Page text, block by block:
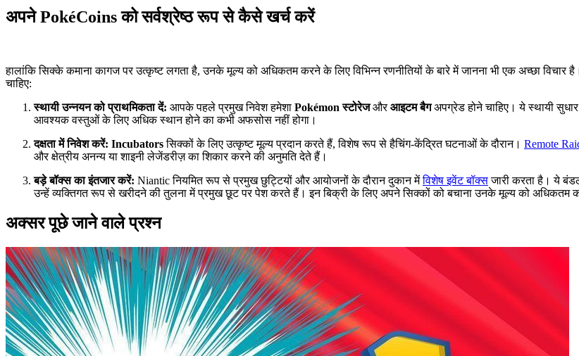
अपने PokéCoins को सर्वश्रेष्ठ रूप से कैसे खर्च करें
हालांकि सिक्के कमाना कागज पर उत्कृष्ट लगता है, उनके मूल्य को अधिकतम करने के लिए विभिन्न रणनीतियों के बारे में जानना भी एक अच्छा
चाहिए:
स्थायी उन्नयन को प्राथमिकता दें: आपके पहले प्रमुख निवेश हमेशा Pokémon स्टोरेजऔरआइटम बैगअपग्रेड होने चाहिए। ये स्थायी
आवश्यक वस्तुओं के लिए अधिक स्थान होने का कभी अफसोस नहीं होगा।
दक्षता में निवेश करें: Incubatorsसिक्कों के लिए उत्कृष्ट मूल्य प्रदान करते हैं, विशेष रूप से हैचिंग-केंद्रित घटनाओं के दौरान। Remote
और क्षेत्रीय अनन्य या शाइनी लेजेंडरीज़ का शिकार करने की अनुमति देते हैं।
बड़े बॉक्स का इंतजार करें: Niantic नियमित रूप से प्रमुख छुट्टियों और आयोजनों के दौरान दुकान मेंविशेष इवेंट बॉक्सजारी करता है। ये
उन्हें व्यक्तिगत रूप से खरीदने की तुलना में प्रमुख छूट पर पेश करते हैं। इन बिक्री के लिए अपने सिक्कों को बचाना उनके मूल्य को अधिकतम
अक्सर पूछे जाने वाले प्रश्न